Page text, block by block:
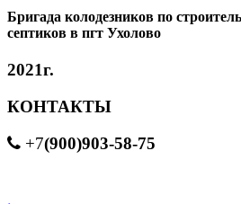
Бригада колодезников по
септиков в пгт Ухолово
2021г.
КОНТАКТЫ
+7(900)903-58-75